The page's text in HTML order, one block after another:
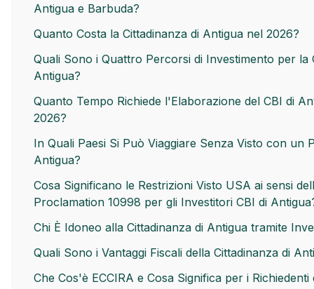
Antigua e Barbuda?
Quanto Costa la Cittadinanza di Antigua nel 2026?
Quali Sono i Quattro Percorsi di Investimento per la
Antigua?
Quanto Tempo Richiede l'Elaborazione del CBI di
2026?
In Quali Paesi Si Può Viaggiare Senza Visto con un
Antigua?
Cosa Significano le Restrizioni Visto USA ai sensi
Proclamation 10998 per gli Investitori CBI di
Chi È Idoneo alla Cittadinanza di Antigua tramite
Quali Sono i Vantaggi Fiscali della Cittadinanza di
Che Cos'è ECCIRA e Cosa Significa per i Richiedenti